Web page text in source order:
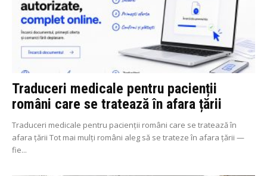
Traduceri medicale pentru pacienții
români care se tratează în afara țării
Traduceri medicale pentru pacienții români care se tratează în
afara țării Tot mai mulți români aleg să se trateze în afara țării —
fie...